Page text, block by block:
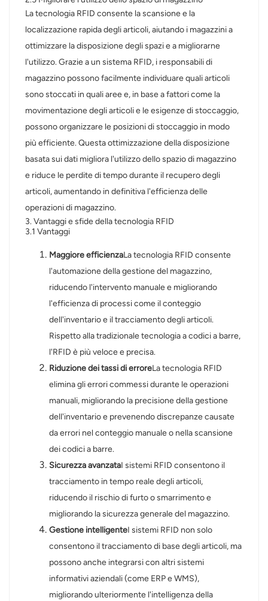
La tecnologia RFID consente la scansione e la
localizzazione rapida degli articoli, aiutando i magazzini a
ottimizzare la disposizione degli spazi e a migliorarne
l'utilizzo. Grazie a un sistema RFID, i responsabili di
magazzino possono facilmente individuare quali articoli
sono stoccati in quali aree e, in base a fattori come la
movimentazione degli articoli e le esigenze di stoccaggio,
possono organizzare le posizioni di stoccaggio in modo
più efficiente. Questa ottimizzazione della disposizione
basata sui dati migliora l'utilizzo dello spazio di magazzino
e riduce le perdite di tempo durante il recupero degli
articoli, aumentando in definitiva l'efficienza delle
operazioni di magazzino.
3. Vantaggi e sfide della tecnologia RFID
3.1 Vantaggi
Maggiore efficienzaLa tecnologia RFID consente
l'automazione della gestione del magazzino,
riducendo l'intervento manuale e migliorando
l'efficienza di processi come il conteggio
dell'inventario e il tracciamento degli articoli.
Rispetto alla tradizionale tecnologia a codici a barre,
l'RFID è più veloce e precisa.
Riduzione dei tassi di erroreLa tecnologia RFID
elimina gli errori commessi durante le operazioni
manuali, migliorando la precisione della gestione
dell'inventario e prevenendo discrepanze causate
da errori nel conteggio manuale o nella scansione
dei codici a barre.
Sicurezza avanzataI sistemi RFID consentono il
tracciamento in tempo reale degli articoli,
riducendo il rischio di furto o smarrimento e
migliorando la sicurezza generale del magazzino.
Gestione intelligenteI sistemi RFID non solo
consentono il tracciamento di base degli articoli, ma
possono anche integrarsi con altri sistemi
informativi aziendali (come ERP e WMS),
migliorando ulteriormente l'intelligenza della